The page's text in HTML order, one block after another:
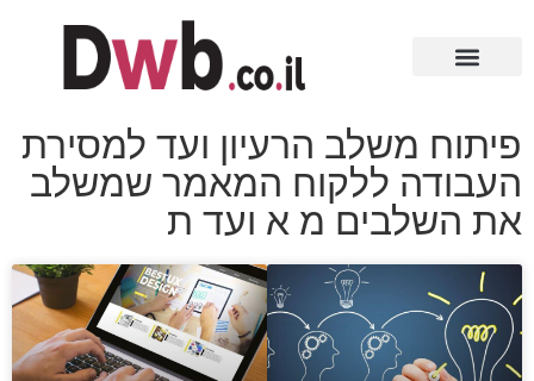
פיתוח משלב הרעיון ועד למסירת
העבודה ללקוח המאמר שמשלב
את השלבים מ א ועד ת